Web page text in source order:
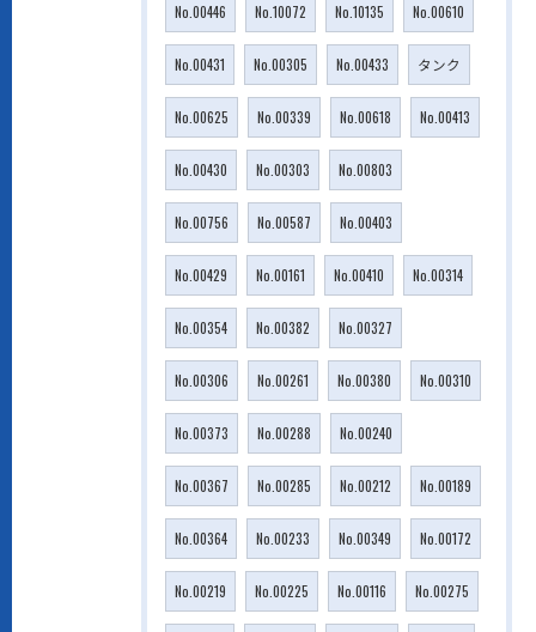
No.00446 No.10072 No.10135 No.00610
No.00431 No.00305 No.00433 タンク
No.00625 No.00339 No.00618 No.00413
No.00430 No.00303 No.00803
No.00756 No.00587 No.00403
No.00429 No.00161 No.00410 No.00314
No.00354 No.00382 No.00327
No.00306 No.00261 No.00380 No.00310
No.00373 No.00288 No.00240
No.00367 No.00285 No.00212 No.00189
No.00364 No.00233 No.00349 No.00172
No.00219 No.00225 No.00116 No.00275